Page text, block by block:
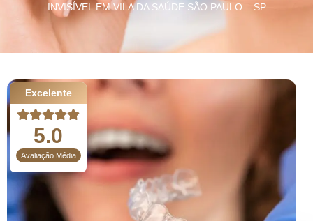
INVISÍVEL EM VILA DA SAÚDE SÃO PAULO – SP
Excelente
5.0
Avaliação Média